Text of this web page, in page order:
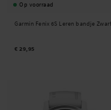
Op voorraad
Garmin Fenix 6S Leren bandje Zwart
€ 29,95